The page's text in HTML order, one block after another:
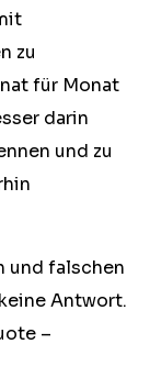
zu
für Monat
darin
und zu
und falschen
Antwort.
–